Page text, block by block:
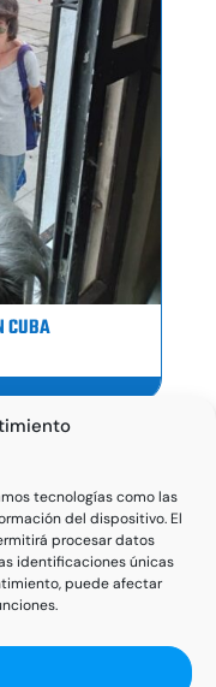
tecnologías como las
del dispositivo. El
procesar datos
identificaciones únicas
puede afectar
CUBA